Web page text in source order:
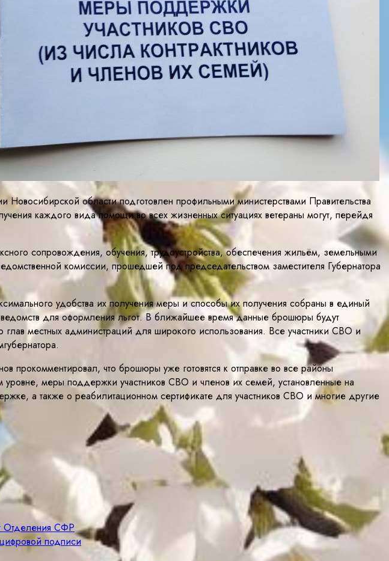
области подготовлен профильными министерствами Правительства
каждого вида помощи во всех жизненных ситуациях ветераны могут, перейдя
сопровождения, обучения, трудоустройства, обеспечения жильём, земельными
комиссии, прошедшей под председательством заместителя Губернатора
удобства их получения меры и способы их получения собраны в единый
ведомств для оформления льгот. В ближайшее время данные брошюры будут
местных администраций для широкого использования. Все участники СВО и
прокомментировал, что брошюры уже готовятся к отправке во все районы
меры поддержки участников СВО и членов их семей, установленные на
а также о реабилитационном сертификате для участников СВО и многие другие
Отделения СФР
подписи